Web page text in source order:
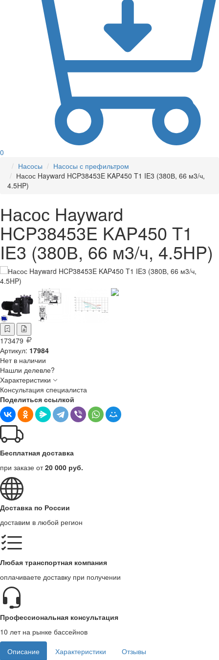
0
Насосы
Насосы с префильтром
Насос Hayward HCP38453E KAP450 T1 IE3 (380В, 66 м3/ч,
4.5HP)
Насос Hayward
HCP38453E KAP450 T1
IE3 (380В, 66 м3/ч, 4.5HP)
173479
Артикул: 17984
Нет в наличии
Нашли делевле?
Характеристики
Консультация специалиста
Поделиться ссылкой
Бесплатная доставка
при заказе от20 000 руб.
Доставка по России
доставим в любой регион
Любая транспортная компания
оплачиваете доставку при получении
Профессиональная консультация
10 лет на рынке бассейнов
Описание
Характеристики
Отзывы